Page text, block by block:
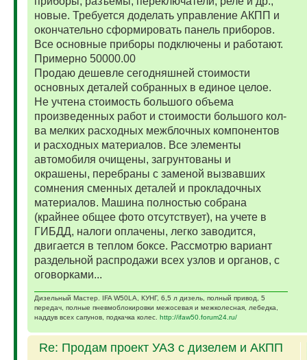
новые. Требуется доделать управление АКПП и
окончательно сформировать панель приборов.
Все основные приборы подключены и работают.
Примерно 50000.00
Продаю дешевле сегодняшней стоимости
основных деталей собранных в единое целое.
Не учтена стоимость большого объема
произведенных работ и стоимости большого кол-
ва мелких расходных межблочных компонентов
и расходных материалов. Все элементы
автомобиля очищены, загрунтованы и
окрашены, перебраны с заменой вызвавших
сомнения сменных деталей и прокладочных
материалов. Машина полностью собрана
(крайнее общее фото отсутствует), на учете в
ГИБДД, налоги оплачены, легко заводится,
двигается в теплом боксе. Рассмотрю вариант
раздельной распродажи всех узлов и органов, с
оговорками...
Дизельный Мастер. IFA W50LA, КУНГ, 6,5 л дизель, полный привод, 5
передач, полные пневмоблокировки межосевая и межколесная, лебедка,
наддув всех сапунов, подкачка колес. http://ifaw50.forum24.ru/
Re: Продам проект УАЗ с дизелем и АКПП